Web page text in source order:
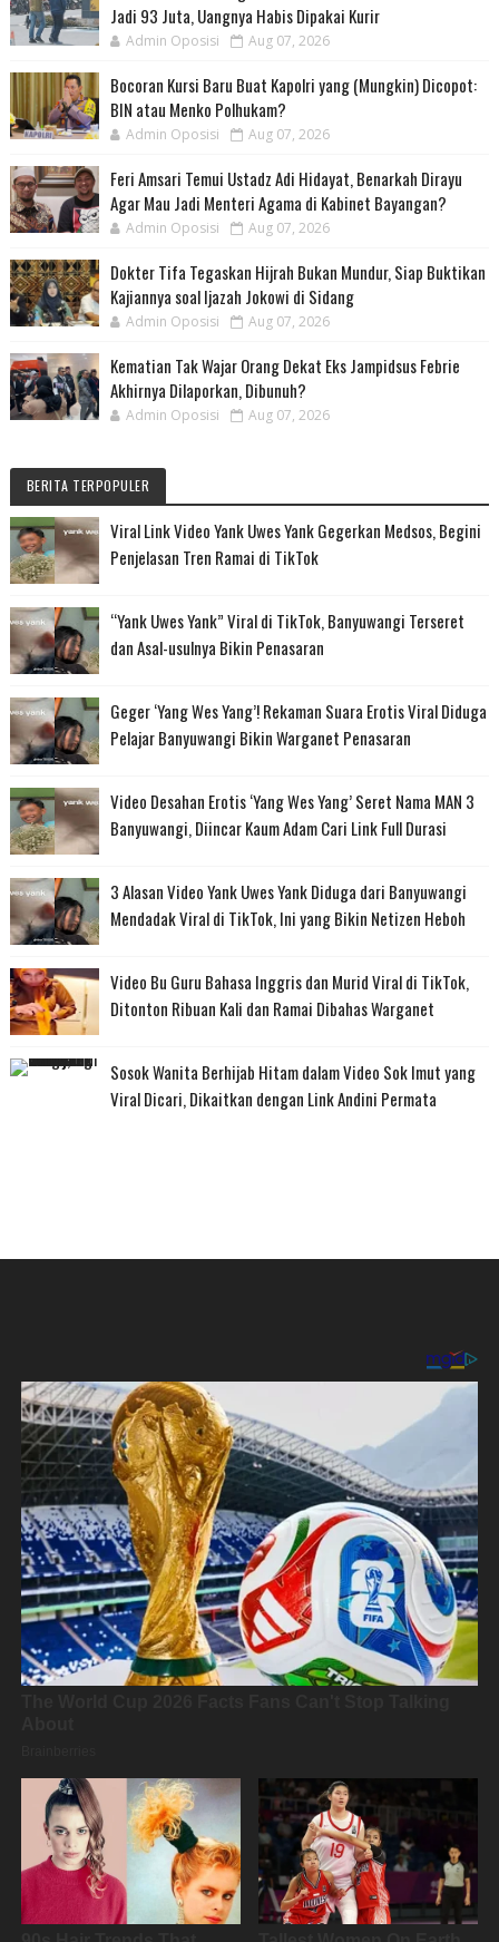
Jadi 93 Juta, Uangnya Habis Dipakai Kurir
Admin Oposisi Aug 07, 2026
Bocoran Kursi Baru Buat Kapolri yang (Mungkin) Dicopot:
BIN atau Menko Polhukam?
Admin Oposisi Aug 07, 2026
Feri Amsari Temui Ustadz Adi Hidayat, Benarkah Dirayu
Agar Mau Jadi Menteri Agama di Kabinet Bayangan?
Admin Oposisi Aug 07, 2026
Dokter Tifa Tegaskan Hijrah Bukan Mundur, Siap Buktikan
Kajiannya soal Ijazah Jokowi di Sidang
Admin Oposisi Aug 07, 2026
Kematian Tak Wajar Orang Dekat Eks Jampidsus Febrie
Akhirnya Dilaporkan, Dibunuh?
Admin Oposisi Aug 07, 2026
BERITA TERPOPULER
Viral Link Video Yank Uwes Yank Gegerkan Medsos, Begini
Penjelasan Tren Ramai di TikTok
“Yank Uwes Yank” Viral di TikTok, Banyuwangi Terseret
dan Asal-usulnya Bikin Penasaran
Geger ‘Yang Wes Yang’! Rekaman Suara Erotis Viral Diduga
Pelajar Banyuwangi Bikin Warganet Penasaran
Video Desahan Erotis ‘Yang Wes Yang’ Seret Nama MAN 3
Banyuwangi, Diincar Kaum Adam Cari Link Full Durasi
3 Alasan Video Yank Uwes Yank Diduga dari Banyuwangi
Mendadak Viral di TikTok, Ini yang Bikin Netizen Heboh
Video Bu Guru Bahasa Inggris dan Murid Viral di TikTok,
Ditonton Ribuan Kali dan Ramai Dibahas Warganet
Sosok Wanita Berhijab Hitam dalam Video Sok Imut yang
Viral Dicari, Dikaitkan dengan Link Andini Permata